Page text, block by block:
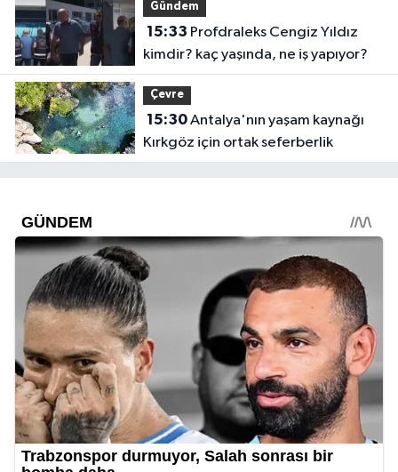
Gündem
15:33
kimdir? kaç yaşında, ne iş yapıyor?
Çevre
15:30Antalya'nın yaşam kaynağı
Kırkgöz için ortak seferberlik